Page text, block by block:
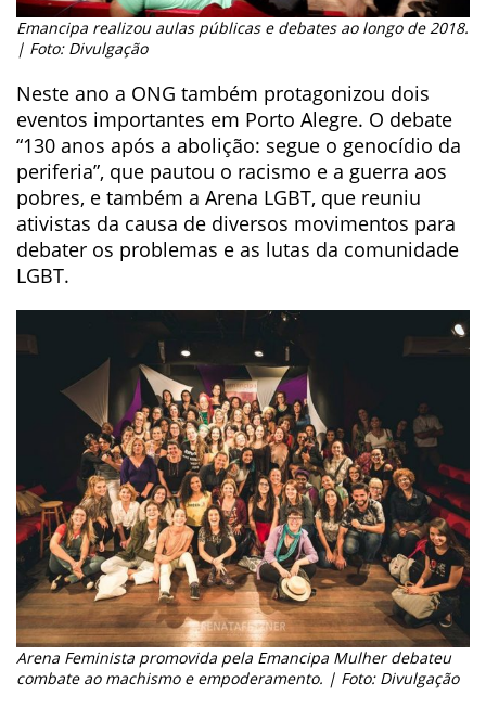
Emancipa realizou aulas públicas e debates ao longo de 2018.
| Foto: Divulgação
Neste ano a ONG também protagonizou dois
eventos importantes em Porto Alegre. O debate
“130 anos após a abolição: segue o genocídio da
periferia”, que pautou o racismo e a guerra aos
pobres, e também a Arena LGBT, que reuniu
ativistas da causa de diversos movimentos para
debater os problemas e as lutas da comunidade
LGBT.
Arena Feminista promovida pela Emancipa Mulher debateu
combate ao machismo e empoderamento. | Foto: Divulgação